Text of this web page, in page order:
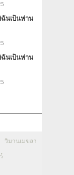
ฉันเป็นห่าน
ฉันเป็นห่าน
วิมานเมขลา